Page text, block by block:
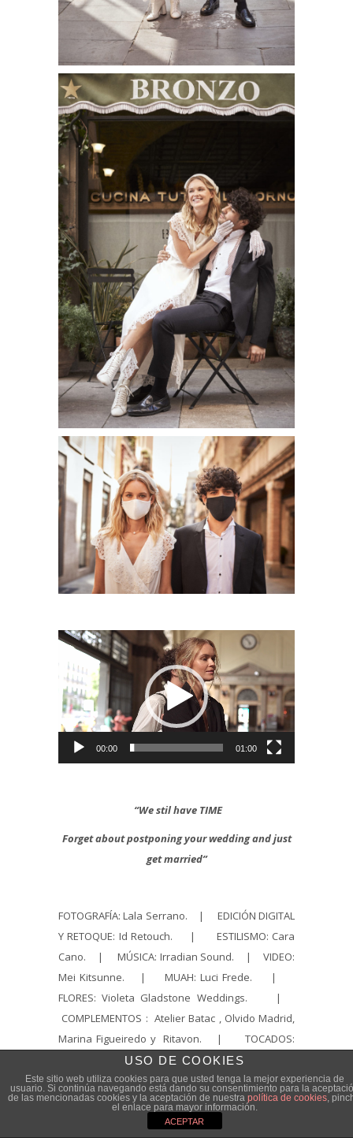
Reproductor
vídeo
00:00 01:00
“We stil have TIME
Forget about postponing your weddingand just
get married”
FOTOGRAFÍA: Lala Serrano. | EDICIÓN DIGITAL
Y RETOQUE: Id Retouch. | ESTILISMO: Cara
Cano. | MÚSICA: Irradian Sound. | VIDEO:
Mei Kitsunne. | MUAH: Luci Frede. |
FLORES: Violeta Gladstone Weddings. |
COMPLEMENTOS : Atelier Batac , Olvido Madrid,
Marina Figueiredo y Ritavon. | TOCADOS:
Jordina Bravo. | MODELOS:
@nekrasova_evgenia y @diego.carrascoo.
bodas covid / bodas covid19 / comprar vestidos
de novia por internet / in-time l' arca
l' arca barcelona
USO DE COOKIES
Este sitio web utiliza cookies para que usted tenga la mejor experiencia de
usuario. Si continúa navegando está dando su consentimiento para la
de las mencionadas cookies y la aceptación de nuestra política de cookies,
el enlace para mayor información.
ACEPTAR